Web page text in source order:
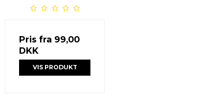
Pris fra 99,00
DKK
VIS PRODUKT